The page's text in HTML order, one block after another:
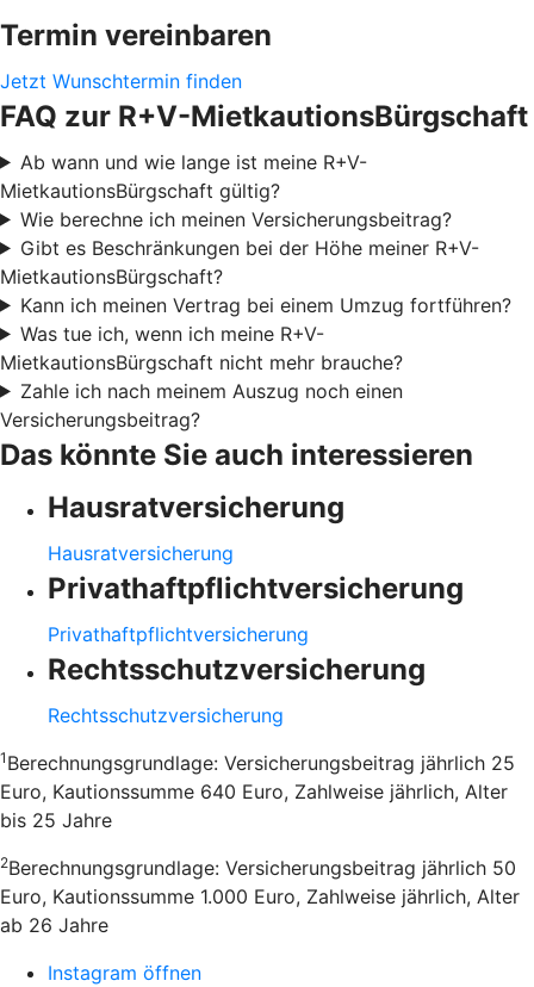
Termin vereinbaren
Jetzt Wunschtermin finden
FAQ zur R+V-MietkautionsBürgschaft
Ab wann und wie lange ist meine R+V-
MietkautionsBürgschaft gültig?
Wie berechne ich meinen Versicherungsbeitrag?
Gibt es Beschränkungen bei der Höhe meiner R+V-
MietkautionsBürgschaft?
Kann ich meinen Vertrag bei einem Umzug fortführen?
Was tue ich, wenn ich meine R+V-
MietkautionsBürgschaft nicht mehr brauche?
Zahle ich nach meinem Auszug noch einen
Versicherungsbeitrag?
Das könnte Sie auch interessieren
Hausratversicherung
Hausratversicherung
Privathaftpflichtversicherung
Privathaftpflichtversicherung
Rechtsschutzversicherung
Rechtsschutzversicherung
1 Berechnungsgrundlage: Versicherungsbeitrag jährlich 25
Euro, Kautionssumme 640 Euro, Zahlweise jährlich, Alter
bis 25 Jahre
2Berechnungsgrundlage: Versicherungsbeitrag jährlich 50
Euro, Kautionssumme 1.000 Euro, Zahlweise jährlich, Alter
ab 26 Jahre
Instagram öffnen